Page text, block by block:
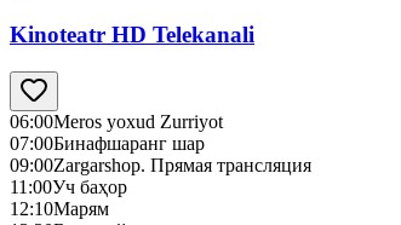
Kinoteatr HD Telekanali
06:00Meros yoxud Zurriyot
07:00Бинафшаранг шар
09:00Zargarshop. Прямая трансляция
11:00Уч баҳор
12:10Марям